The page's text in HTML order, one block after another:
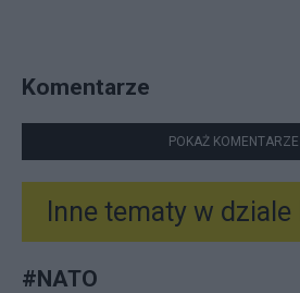
Komentarze
POKAŻ
Inne tematy w dziale
#NATO